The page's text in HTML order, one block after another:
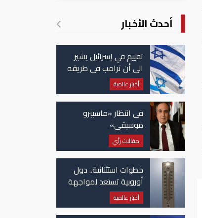
أحدث الأخبار
تقييم في إسرائيل يشير
الى أن ترامب في طريقه
الى إبرام اتفاق مع إيران
أخبار عالمية
فى انتظار «ماسبيرو
موسيقى»
مقالات رأي
خطوات استثنائية.. دول
أوروبية تستعد لمواجهة
موجة حر غير مسبوقة
أخبار عالمية